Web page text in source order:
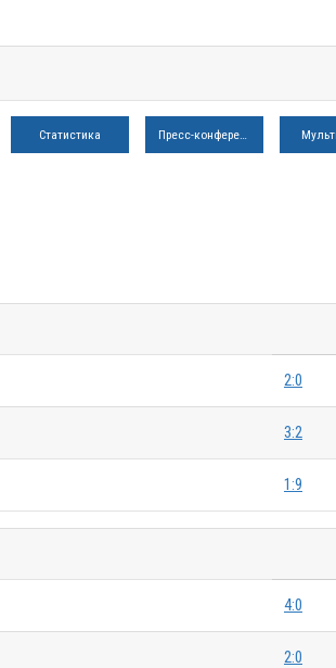
Статистика Пресс-конференция
2:0
3:2
1:9
4:0
2:0